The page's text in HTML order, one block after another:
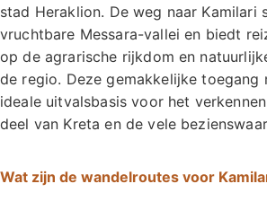
stad Heraklion. De weg naar Kamilari
vruchtbare Messara-vallei en biedt
op de agrarische rijkdom en
de regio. Deze gemakkelijke toegang
ideale uitvalsbasis voor het
deel van Kreta en de vele
Wat zijn de wandelroutes voor